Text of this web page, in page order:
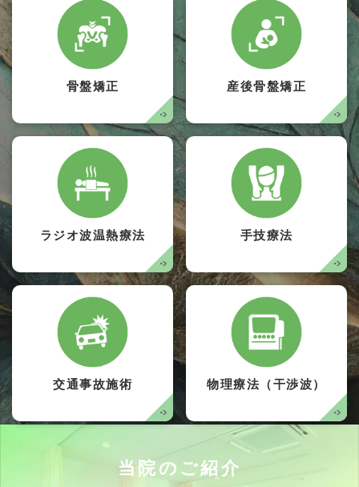
骨盤矯正 産後骨盤矯正
ラジオ波温熱療法 手技療法
交通事故施術 物理療法（干渉波）
当院のご紹介